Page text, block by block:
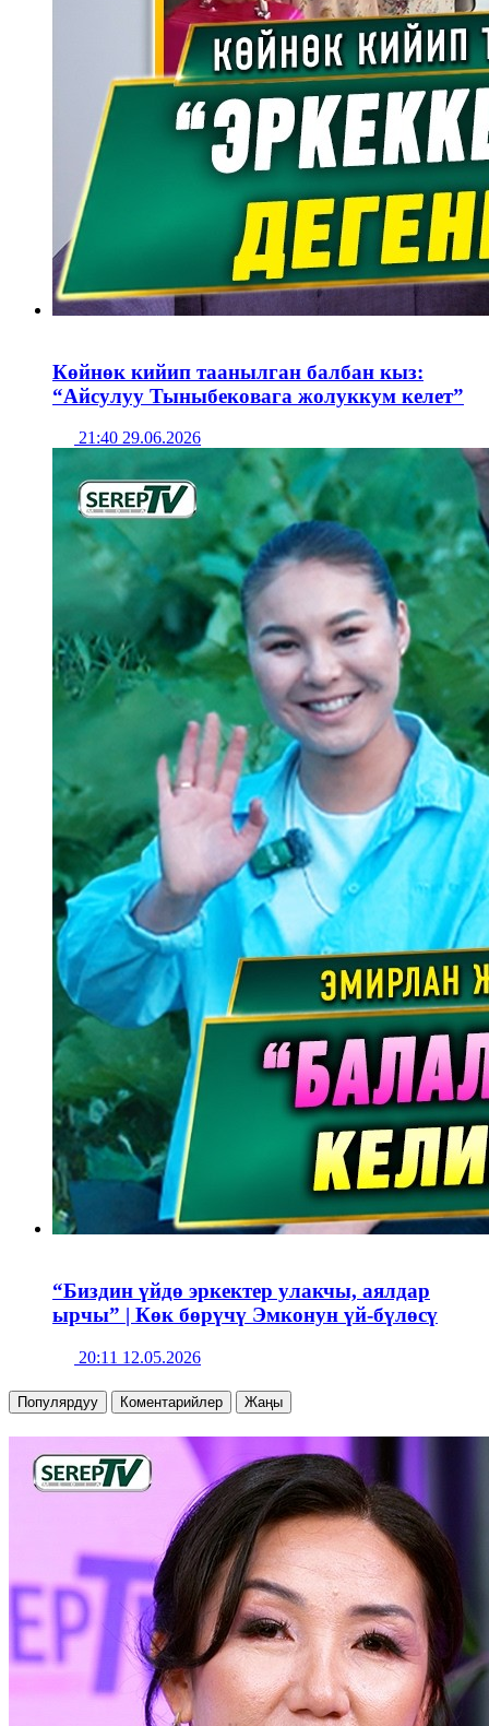
Көйнөк кийип таанылган балбан кыз:
“Айсулуу Тыныбековага жолуккум келет”
21:40 29.06.2026
“Биздин үйдө эркектер улакчы, аялдар
ырчы” | Көк бөрүчү Эмконун үй-бүлөсү
20:11 12.05.2026
Популярдуу Коментарийлер Жаңы